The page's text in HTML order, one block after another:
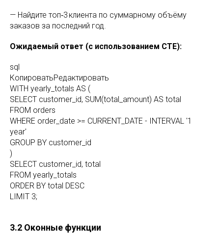
— Найдите топ‑3 клиента по суммарному объёму
заказов за последний год.
Ожидаемый ответ (с использованием CTE):
sql
КопироватьРедактировать
WITH yearly_totals AS (
SELECT customer_id, SUM(total_amount) AS total
FROM orders
WHERE order_date >= CURRENT_DATE - INTERVAL '1
year'
GROUP BY customer_id
)
SELECT customer_id, total
FROM yearly_totals
ORDER BY total DESC
LIMIT 3;
3.2 Оконные функции